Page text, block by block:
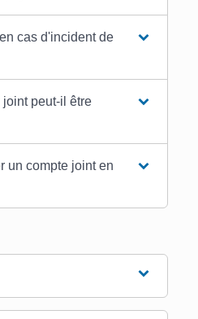
cas d'incident de
peut-il être
un compte joint en